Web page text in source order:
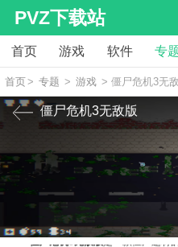
PVZ下载站
首页 游戏 软件 专
首页> 专题 > 游戏 > 僵尸危机3无
僵尸危机3无敌版
僵尸危机3无敌版是一款僵尸题材